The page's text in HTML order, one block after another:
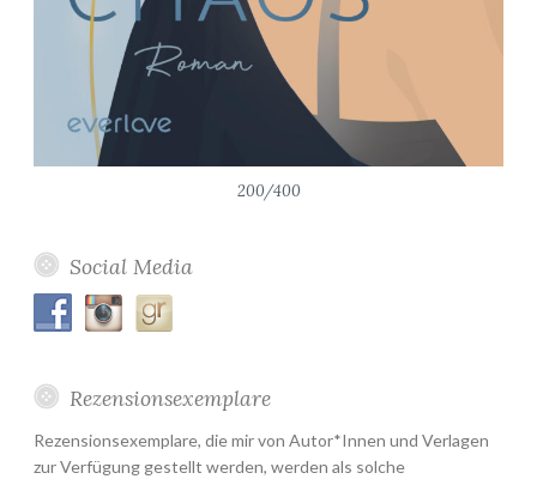
200/400
Social Media
Rezensionsexemplare
Rezensionsexemplare, die mir von Autor*Innen und Verlagen
zur Verfügung gestellt werden, werden als solche